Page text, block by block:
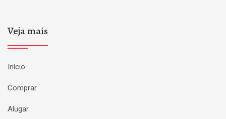
Veja mais
Início
Comprar
Alugar